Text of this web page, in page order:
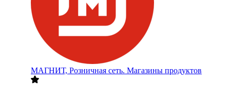
МАГНИТ, Розничная сеть. Магазины продуктов